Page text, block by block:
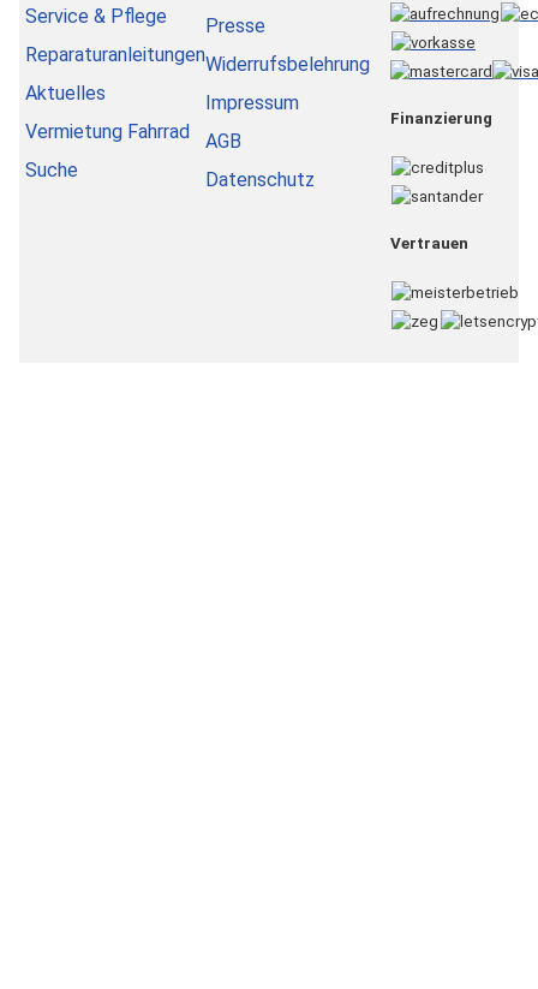
Service & Pflege
Reparaturanleitungen
Aktuelles
Vermietung Fahrrad
Suche
Presse
Widerrufsbelehrung
Impressum
AGB
Datenschutz
Finanzierung
Vertrauen